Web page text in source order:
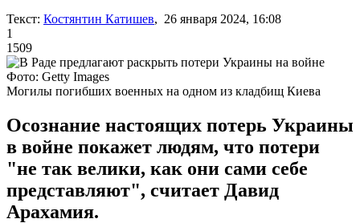
Текст: Костянтин Катишев, 26 января 2024, 16:08
1
1509
Фото: Getty Images
Могилы погибших военных на одном из кладбищ Киева
Осознание настоящих потерь Украины
в войне покажет людям, что потери
"не так велики, как они сами себе
представляют", считает Давид
Арахамия.